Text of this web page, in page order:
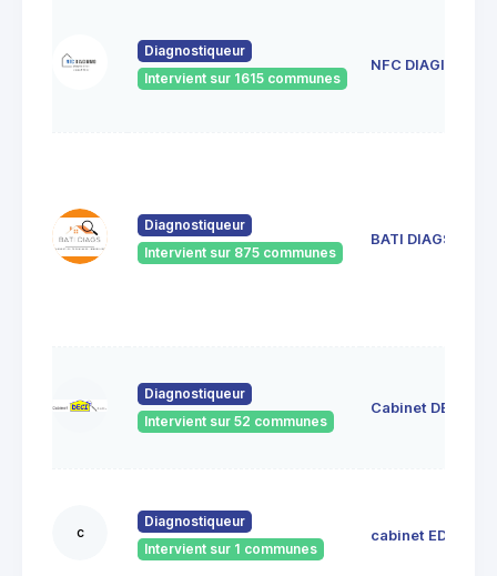
Diagnostiqueur
Intervient sur 1615 communes
NFC DIAGIMMO
Diagnostiqueur
Intervient sur 875 communes
BATI DIAGS
Diagnostiqueur
Intervient sur 52 communes
Cabinet DECI
c
Diagnostiqueur
Intervient sur 1 communes
cabinet EDIL